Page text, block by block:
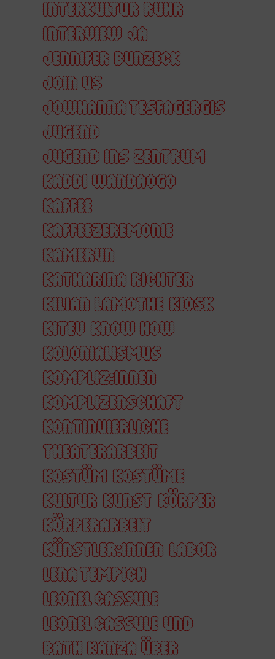
INTERKULTUR RUHR
INTERVIEW JA
JENNIFER BUNZECK
JOIN US
JOWHANNA TESFAGERGIS
JUGEND
JUGEND INS ZENTRUM
KADDI WANDAOGO
KAFFEE
KAFFEEZEREMONIE
KAMERUN
KATHARINA RICHTER
KILIAN LAMOTHE KIOSK
KITEV KNOW HOW
KOLONIALISMUS
KOMPLIZ:INNEN
KOMPLIZENSCHAFT
KONTINUIERLICHE
THEATERARBEIT
KOSTÜM KOSTÜME
KULTUR KUNST KÖRPER
KÖRPERARBEIT
KÜNSTLER:INNEN LABOR
LENA TEMPICH
LEONEL CASSULE
LEONEL CASSULE UND
BATH KANZA ÜBER